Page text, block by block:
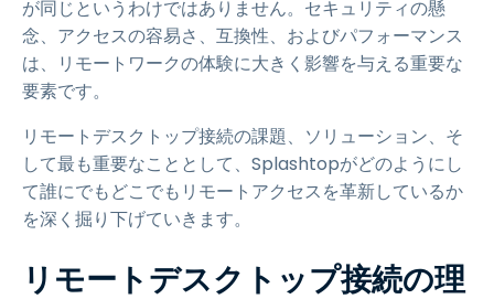
が同じというわけではありません。セキュリティの懸
念、アクセスの容易さ、互換性、およびパフォーマンス
は、リモートワークの体験に大きく影響を与える重要な
要素です。
リモートデスクトップ接続の課題、ソリューション、そ
して最も重要なこととして、Splashtopがどのようにし
て誰にでもどこでもリモートアクセスを革新しているか
を深く掘り下げていきます。
リモートデスクトップ接続の理